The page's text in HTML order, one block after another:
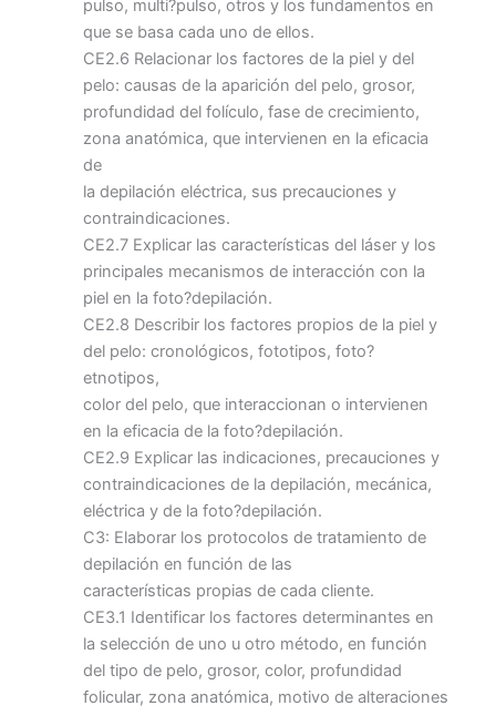
pulso, multi?pulso, otros y los fundamentos en
que se basa cada uno de ellos.
CE2.6 Relacionar los factores de la piel y del
pelo: causas de la aparición del pelo, grosor,
profundidad del folículo, fase de crecimiento,
zona anatómica, que intervienen en la eficacia
de
la depilación eléctrica, sus precauciones y
contraindicaciones.
CE2.7 Explicar las características del láser y los
principales mecanismos de interacción con la
piel en la foto?depilación.
CE2.8 Describir los factores propios de la piel y
del pelo: cronológicos, fototipos, foto?
etnotipos,
color del pelo, que interaccionan o intervienen
en la eficacia de la foto?depilación.
CE2.9 Explicar las indicaciones, precauciones y
contraindicaciones de la depilación, mecánica,
eléctrica y de la foto?depilación.
C3: Elaborar los protocolos de tratamiento de
depilación en función de las
características propias de cada cliente.
CE3.1 Identificar los factores determinantes en
la selección de uno u otro método, en función
del tipo de pelo, grosor, color, profundidad
folicular, zona anatómica, motivo de alteraciones